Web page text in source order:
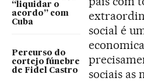
“liquidar o
acordo” com
Cuba
Percurso do
cortejo fúnebre
de Fidel Castro
social é
sociais as